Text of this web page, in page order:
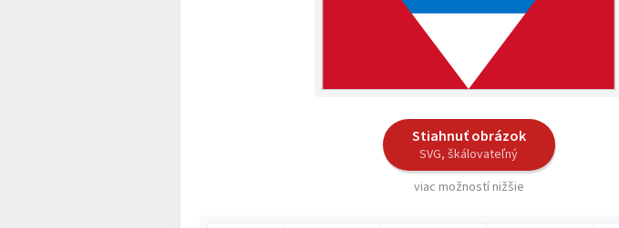
Stiahnuť obrázok
SVG, škálovateľný
viac možností nižšie